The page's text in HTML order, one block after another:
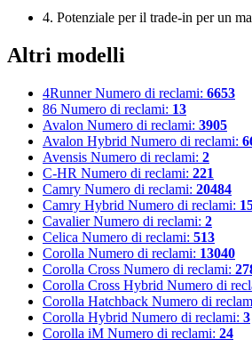
4. Potenziale per il trade-in per un
Altri modelli
4Runner Numero di reclami: 6653
86 Numero di reclami: 13
Avalon Numero di reclami: 3905
Avalon Hybrid Numero di reclami:
Avensis Numero di reclami: 2
C-HR Numero di reclami: 221
Camry Numero di reclami: 20484
Camry Hybrid Numero di reclami:
Cavalier Numero di reclami: 2
Celica Numero di reclami: 513
Corolla Numero di reclami: 13040
Corolla Cross Numero di reclami:
Corolla Cross Hybrid Numero di
Corolla Hatchback Numero di
Corolla Hybrid Numero di reclami: 3
Corolla iM Numero di reclami: 24